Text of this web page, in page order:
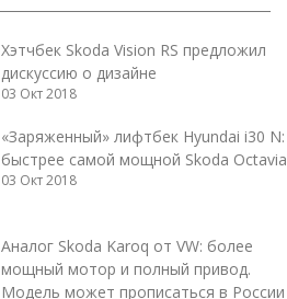
Хэтчбек Skoda Vision RS предложил
дискуссию о дизайне
03 Окт 2018
«Заряженный» лифтбек Hyundai i30 N:
быстрее самой мощной Skoda Octavia
03 Окт 2018
Аналог Skoda Karoq от VW: более
мощный мотор и полный привод.
Модель может прописаться в России